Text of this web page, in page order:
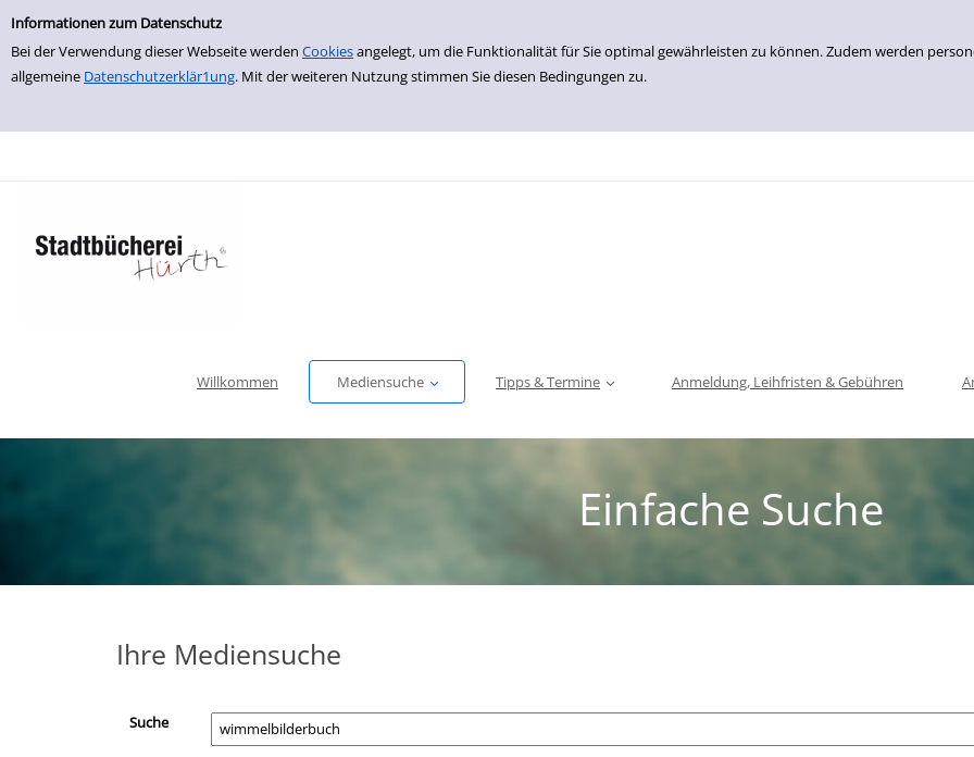
Einfache Suche
Informationen zum Datenschutz
Bei der Verwendung dieser Webseite werden Cookiesangelegt, um die Funktionalität für Sie optimal gewährleisten zu können. Zudem werden
allgemeine Datenschutzerklär1ung. Mit der weiteren Nutzung stimmen Sie diesen Bedingungen zu.
zur Navigation springen
zum Inhalt springen
Zu den Suchfiltern springen
Zur Trefferliste springen
Willkommen Mediensuche Tipps & Termine Anmeldung, Leihfristen & Gebühren
Einfache Suche
Ihre Mediensuche
Suche